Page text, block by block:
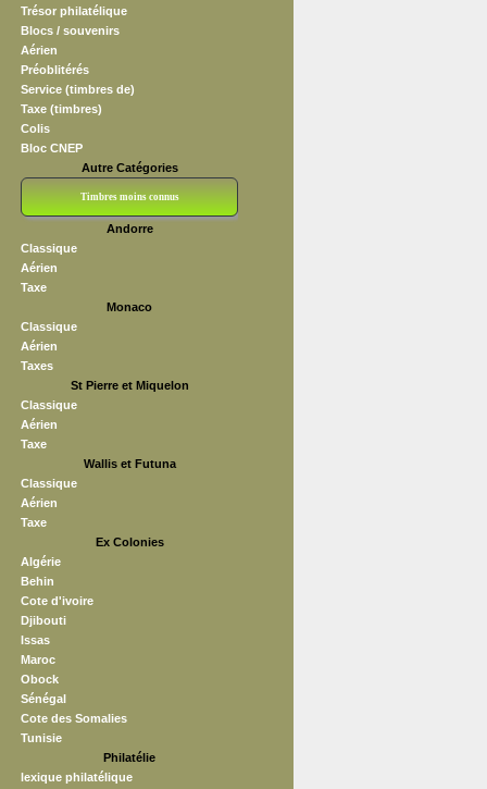
Trésor philatélique
Blocs / souvenirs
Aérien
Préoblitérés
Service (timbres de)
Taxe (timbres)
Colis
Bloc CNEP
Autre Catégories
Timbres moins connus
Andorre
Classique
Aérien
Taxe
Monaco
Classique
Aérien
Taxes
St Pierre et Miquelon
Classique
Aérien
Taxe
Wallis et Futuna
Classique
Aérien
Taxe
Ex Colonies
Algérie
Behin
Cote d'ivoire
Djibouti
Issas
Maroc
Obock
Sénégal
Cote des Somalies
Tunisie
Philatélie
lexique philatélique